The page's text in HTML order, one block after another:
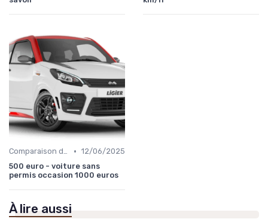
Comparaison des Modèles • 12/06/2025
500 euro - voiture sans
permis occasion 1000 euros
À lire aussi